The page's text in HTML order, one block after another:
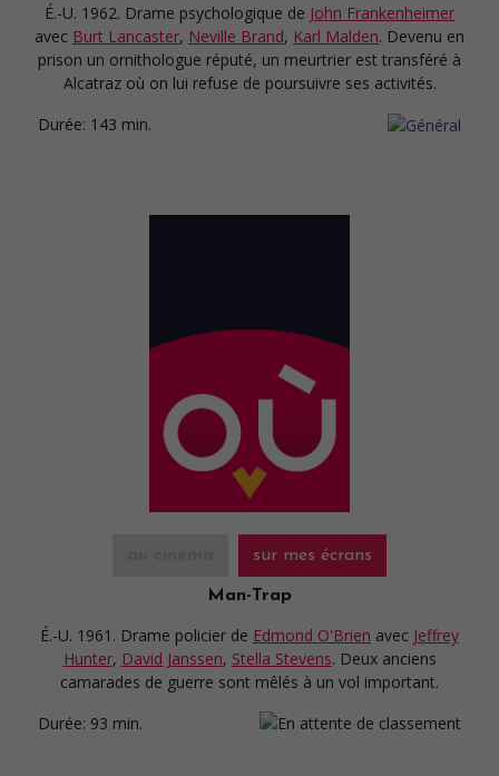
É.-U. 1962. Drame psychologique de John Frankenheimer
avec Burt Lancaster, Neville Brand, Karl Malden. Devenu en
prison un ornithologue réputé, un meurtrier est transféré à
Alcatraz où on lui refuse de poursuivre ses activités.
Durée: 143 min.
sur mes écrans
Man-Trap
É.-U. 1961. Drame policier de Edmond O'Brien avec Jeffrey
Hunter, David Janssen, Stella Stevens. Deux anciens
camarades de guerre sont mêlés à un vol important.
Durée: 93 min.